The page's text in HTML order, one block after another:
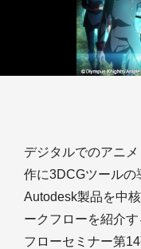
デジタルでのアニ
作に3DCGツールの
Autodesk製品を中
ークフローを紹介
フローセミナー第